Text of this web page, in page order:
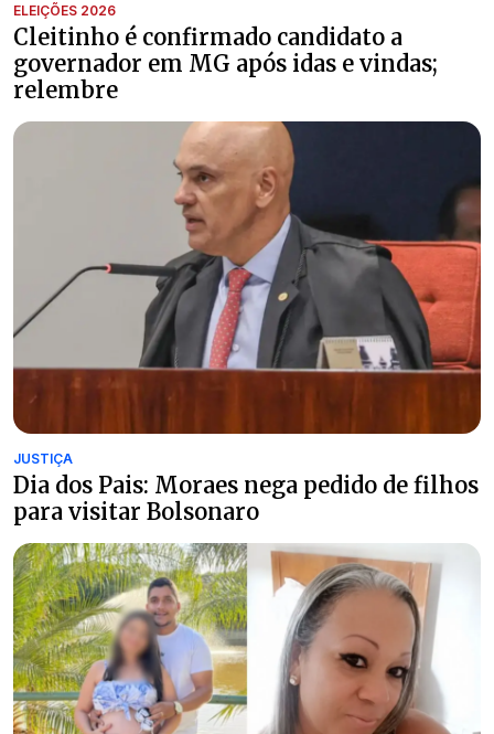
ELEIÇÕES 2026
Cleitinho é confirmado candidato a
governador em MG após idas e vindas;
relembre
JUSTIÇA
Dia dos Pais: Moraes nega pedido de filhos
para visitar Bolsonaro